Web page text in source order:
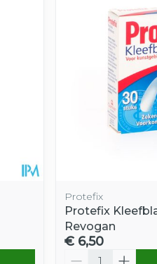
Protefix
Protefix
Revogan
€ 6,50
Aantal